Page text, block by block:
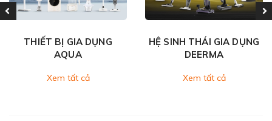
THIẾT BỊ GIA DỤNG
AQUA
Xem tất cả
HỆ SINH THÁI GIA DỤNG
DEERMA
Xem tất cả